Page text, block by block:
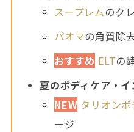
スープレムのク
パオマの角質除
おすすめ ELTの
夏のボディケア・
NEW タリオン
ージ